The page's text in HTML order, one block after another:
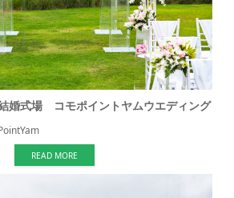
婚式場 コモポイントヤムウエディング
READ MORE